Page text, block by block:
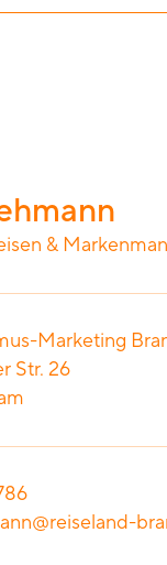
&
Marketing
Str. 26